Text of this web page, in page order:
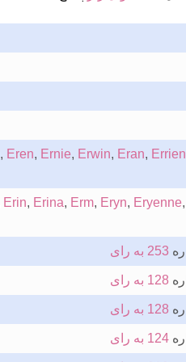
, Eren, Ernie, Erwin, Eran, Errien
Erin, Erina, Erm, Eryn, Eryenne,
253 به رای
128 به رای
128 به رای
124 به رای